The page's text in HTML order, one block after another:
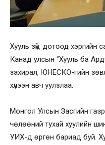
Хууль зүй, дотоод хэргийн
Канад улсын “Хууль ба
захирал, ЮНЕСКО-гийн
хүлээн авч уулзлаа.
Монгол Улсын Засгийн
чөлөөний тухай хуулийн
УИХ-д өргөн бариад буй.